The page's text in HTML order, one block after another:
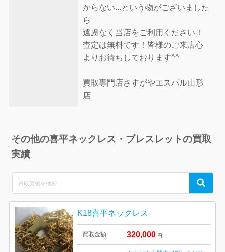
からない...という物がございました
ら
遠慮なく当店をご利用ください！
査定は無料です！皆様のご来店心
よりお待ちしております^^
買取専門店さすがやエスパル山形
店
その他の喜平ネックレス・ブレスレットの買取
実績
for:
Search
K18喜平ネックレス
買取金額 320,000 円